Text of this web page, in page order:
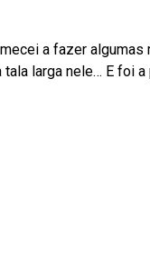
a fazer
larga nele… E foi